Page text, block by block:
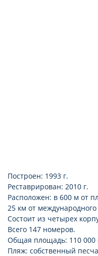
Построен: 1993 г.
Реставрирован: 2010 г.
Расположен: в 600 м от
25 км от
Состоит из четырех
Всего 147 номеров.
Общая площадь: 110 000
Пляж: собственный